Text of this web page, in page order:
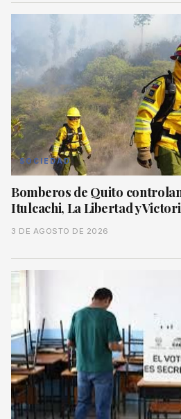
SOCIEDAD
Bomberos de Quito
Itulcachi, La Libertad y
3 DE AGOSTO DE 2026